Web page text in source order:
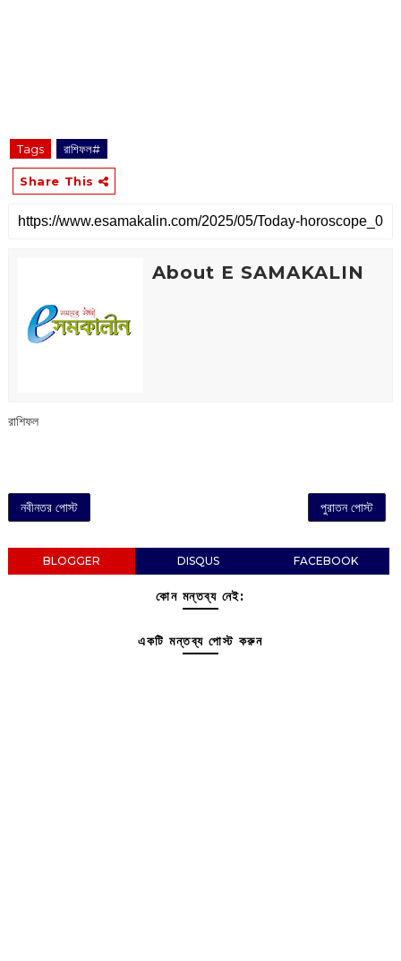
Tags রাশিফল#
Share This
About E SAMAKALIN
রাশিফল
নবীনতর পোস্ট পুরাতন পোস্ট
BLOGGER DISQUS FACEBOOK
কোন মন্তব্য নেই:
একটি মন্তব্য পোস্ট করুন